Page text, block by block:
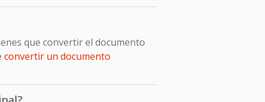
que convertir el documento
convertir un documento